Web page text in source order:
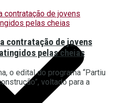
contratação de jovens
pelas cheias
o edital do programa “Partiu
voltado para a